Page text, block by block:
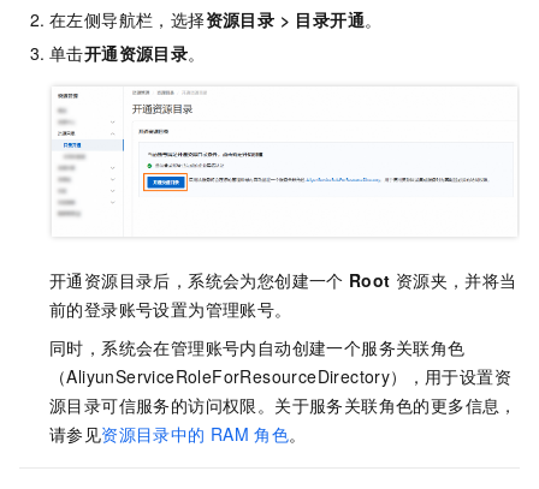
在左侧导航栏，选择资源目录 > 目录开通。
单击开通资源目录。
开通资源目录后，系统会为您创建一个 Root 资源夹，并将当
前的登录账号设置为管理账号。
同时，系统会在管理账号内自动创建一个服务关联角色
（AliyunServiceRoleForResourceDirectory），用于设置资
源目录可信服务的访问权限。关于服务关联角色的更多信息，
请参见资源目录中的 RAM 角色。